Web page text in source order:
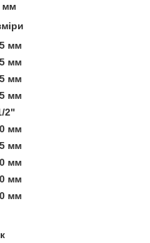
мм
мм
мм
мм
мм
2"
мм
мм
мм
мм
мм